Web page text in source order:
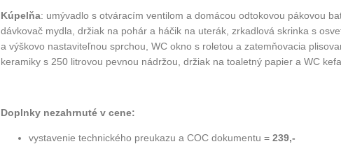
Kúpelňa: umývadlo s otváracím ventilom a domácou odtokovou pákovou
dávkovač mydla, držiak na pohár a háčik na uterák, zrkadlová skrinka s
a výškovo nastaviteľnou sprchou, WC okno s roletou a zatemňovacia
keramiky s 250 litrovou pevnou nádržou, držiak na toaletný papier a WC kefa,
Doplnky nezahrnuté v cene:
vystavenie technického preukazu a COC dokumentu = 239,-